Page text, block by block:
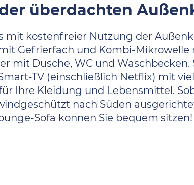
überdachten
mit kostenfreier Nutzung der
Gefrierfach und Kombi-Mikrowelle
mit Dusche, WC und
TV (einschließlich Netflix) mit
Ihre Kleidung und Lebensmittel.
nach Süden
Sofa können Sie bequem sitzen!